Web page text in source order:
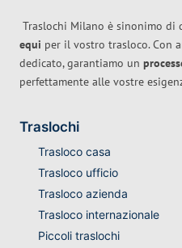
Traslochi Milano è sinonimo di
equi per il vostro trasloco. Con
dedicato, garantiamo un
perfettamente alle vostre
Traslochi
Trasloco casa
Trasloco ufficio
Trasloco azienda
Trasloco internazionale
Piccoli traslochi